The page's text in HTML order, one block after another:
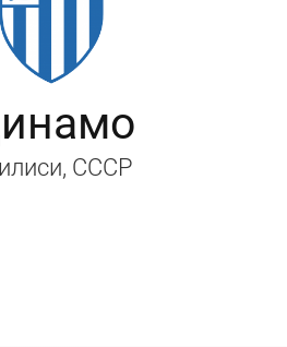
, СССР